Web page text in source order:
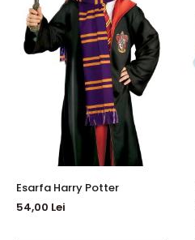
Esarfa Harry Potter
54,00 Lei